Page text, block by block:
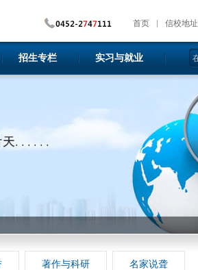
首页 信校地址
招生专栏 实习与就业
著作与科研 名家说聋